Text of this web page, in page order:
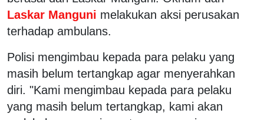
Laskar Manguni melakukan aksi perusakan
terhadap ambulans.
Polisi mengimbau kepada para pelaku yang
masih belum tertangkap agar menyerahkan
diri. "Kami mengimbau kepada para pelaku
yang masih belum tertangkap, kami akan